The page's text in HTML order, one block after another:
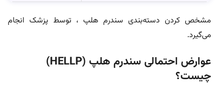
مشخص کردن دسته‌بندی سندرم هلپ ، توسط پزشک انجام
می‌گیرد.
عوارض احتمالی سندرم هلپ (HELLP)
چیست؟